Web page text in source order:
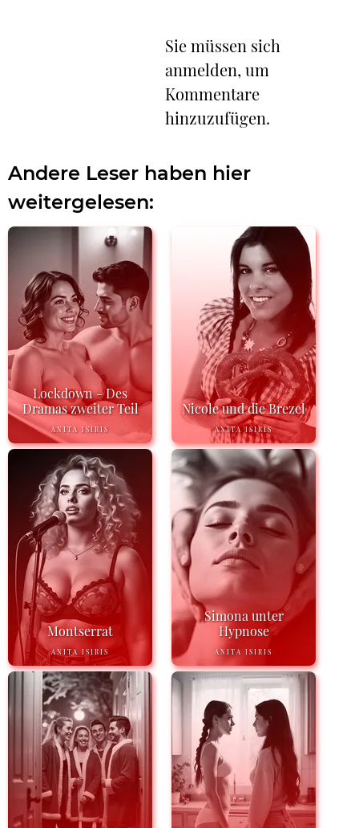
Sie müssen sich
anmelden, um
Kommentare
hinzuzufügen.
Andere Leser haben hier
weitergelesen:
Lockdown - Des
Dramas zweiter Teil
ANITA ISIRIS
Nicole und die Brezel
ANITA ISIRIS
Montserrat
ANITA ISIRIS
Simona unter
Hypnose
ANITA ISIRIS